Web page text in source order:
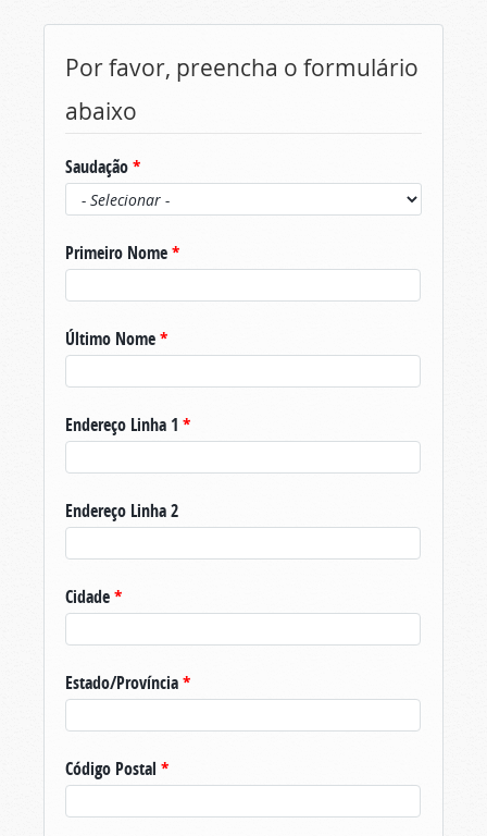
Por favor, preencha o formulário
abaixo
Saudação*
Primeiro Nome*
Último Nome*
Endereço Linha 1 *
Endereço Linha 2
Cidade*
Estado/Província*
Código Postal *